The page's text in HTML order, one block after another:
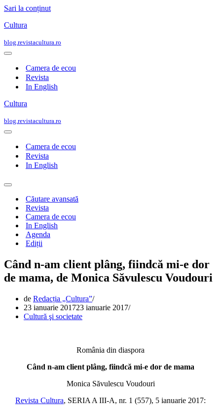
Sari la conținut
Cultura
blog.revistacultura.ro
Meniu
navigareCamera de ecou
Revista
In English
Cultura
blog.revistacultura.ro
Meniu
navigareCamera de ecou
Revista
In English
Meniu
navigareCăutare avansată
Revista
Camera de ecou
In English
Agenda
Ediții
Când n-am client plâng, fiindcă mi-e dor
de mama, de Monica Săvulescu Voudouri
de Redacția „Cultura”
23 ianuarie 201723 ianuarie 2017
Cultură şi societate
România din diaspora
Când n-am client plâng, fiindcă mi-e dor de mama
Monica Săvulescu Voudouri
Revista Cultura, SERIA A III-A, nr. 1 (557), 5 ianuarie 2017: